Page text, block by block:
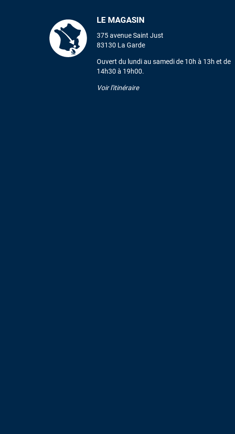
LE MAGASIN
375 avenue Saint Just
83130 La Garde
Ouvert du lundi au samedi de 10h à 13h et de
14h30 à 19h00.
Voir l'itinéraire
J'ai
été